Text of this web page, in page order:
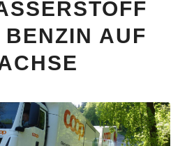
BENZIN AUF